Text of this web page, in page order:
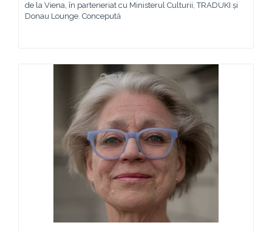
de la Viena, în parteneriat cu Ministerul Culturii, TRADUKI și
Donau Lounge. Concepută